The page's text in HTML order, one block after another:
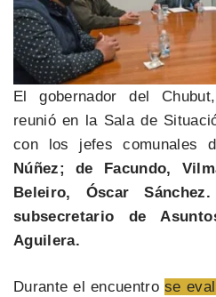
El gobernador del
reunió en la Sala de
con los jefes comunales
Núñez; de Facundo,
Beleiro, Óscar Sánchez.
subsecretario de
Aguilera.
Durante el encuentrose